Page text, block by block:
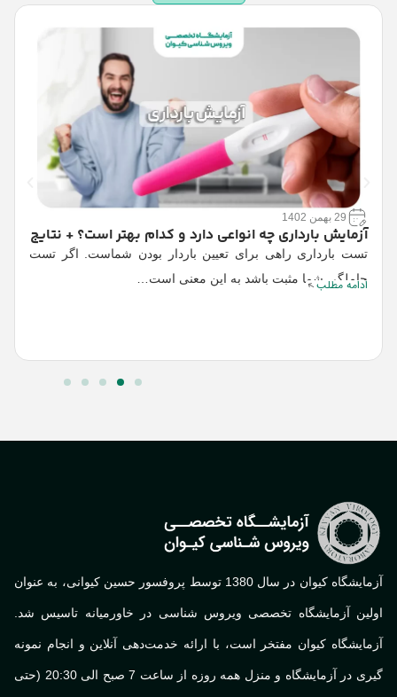
29 بهمن 1402
آزمایش بارداری چه انواعی دارد و کدام بهتر است؟ + نتایج
تست بارداری راهی برای تعیین باردار بودن شماست. اگر تست
حاملگی شما مثبت باشد به این معنی است…
ادامه مطلب
آزمایشگاه کیوان در سال 1380 توسط پروفسور حسین کیوانی، به عنوان
آزمایشگاه تخصصی ویروس شناسی در خاورمیانه تاسیس شد.
کیوان مفتخر است، با ارائه خدمت‌دهی آنلاین و انجام نمونه
گیری در آزمایشگاه و منزل همه روزه از ساعت 7 صبح الی 20:30 (حتی